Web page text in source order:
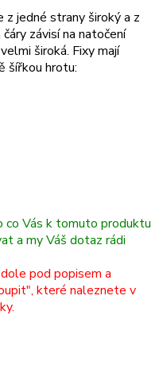
jedné strany široký a z
závisí na natočení
široká. Fixy mají
šířkou hrotu:
Vás k tomuto produktu
a my Váš dotaz rádi
pod popisem a
které naleznete v